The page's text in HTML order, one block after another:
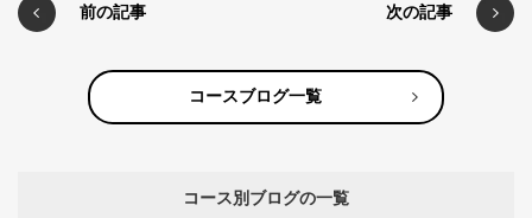
前の記事 次の記事
コースブログ一覧
コース別ブログの一覧